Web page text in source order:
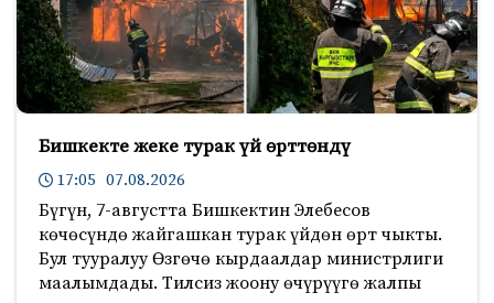
Бишкекте жеке турак үй өрттөндү
17:05 07.08.2026
Бүгүн, 7-августта Бишкектин Элебесов
көчөсүндө жайгашкан турак үйдөн өрт чыкты.
Бул тууралуу Өзгөчө кырдаалдар министрлиги
маалымдады. Тилсиз жоону өчүрүүгө жалпы